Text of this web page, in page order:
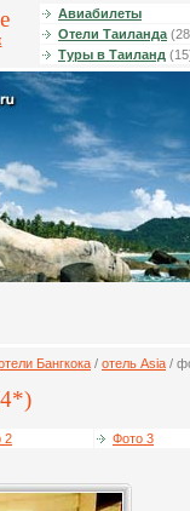
Авиабилеты
Отели Таиланда
Туры в Таиланд
Бангкока / отель Asia /
2
Фото 3